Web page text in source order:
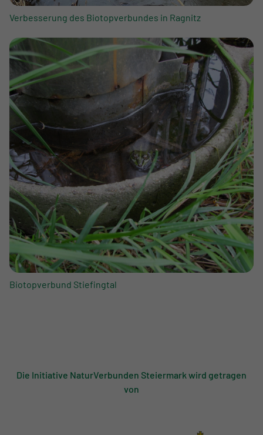
Verbesserung des Biotopverbundes in Ragnitz
Biotopverbund Stiefingtal
Die Initiative NaturVerbunden Steiermark wird getragen
von